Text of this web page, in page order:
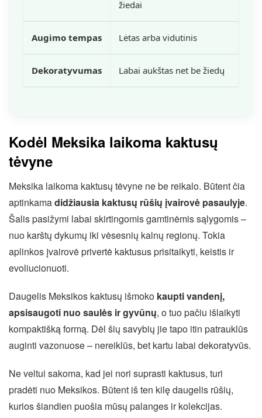
žiedai
Augimo tempas Lėtas arba vidutinis
Dekoratyvumas Labai aukštas net be žiedų
Kodėl Meksika laikoma kaktusų
tėvyne
Meksika laikoma kaktusų tėvyne ne be reikalo. Būtent čia
aptinkamadidžiausia kaktusų rūšių įvairovė pasaulyje.
Šalis pasižymi labai skirtingomis gamtinėmis sąlygomis –
nuo karštų dykumų iki vėsesnių kalnų regionų. Tokia
aplinkos įvairovė privertė kaktusus prisitaikyti, keistis ir
evoliucionuoti.
Daugelis Meksikos kaktusų išmoko kaupti vandenį,
apsisaugoti nuo saulės ir gyvūnų, o tuo pačiu išlaikyti
kompaktišką formą. Dėl šių savybių jie tapo itin patrauklūs
auginti vazonuose – nereiklūs, bet kartu labai dekoratyvūs.
Ne veltui sakoma, kad jei nori suprasti kaktusus, turi
pradėti nuo Meksikos. Būtent iš ten kilę daugelis rūšių,
kurios šiandien puošia mūsų palanges ir kolekcijas.